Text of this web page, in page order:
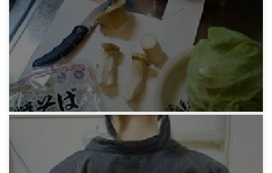
緑さんの料理実習カレー
13 years ago